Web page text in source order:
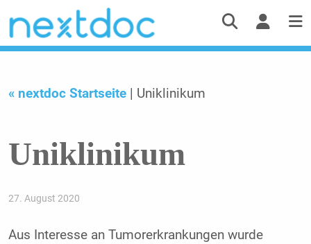
« nextdoc Startseite | Uniklinikum
Uniklinikum
27. August 2020
Aus Interesse an Tumorerkrankungen wurde